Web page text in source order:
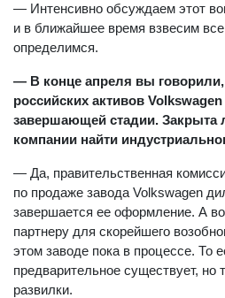
— Интенсивно обсуждаем этот
и в ближайшее время взвесим все
определимся.
— В конце апреля вы
российских активов
завершающей стадии. Закрыта
компании найти
— Да, правительственная
по продаже завода Volkswagen
завершается ее оформление. А
партнеру для скорейшего
этом заводе пока в процессе. То
предварительное существует, но
развилки.